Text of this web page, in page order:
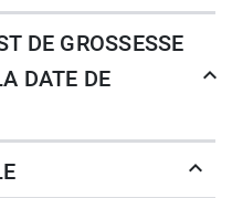
la lecture. 3
test, le résultat
sont de plus
DE GROSSESSE
DATE DE